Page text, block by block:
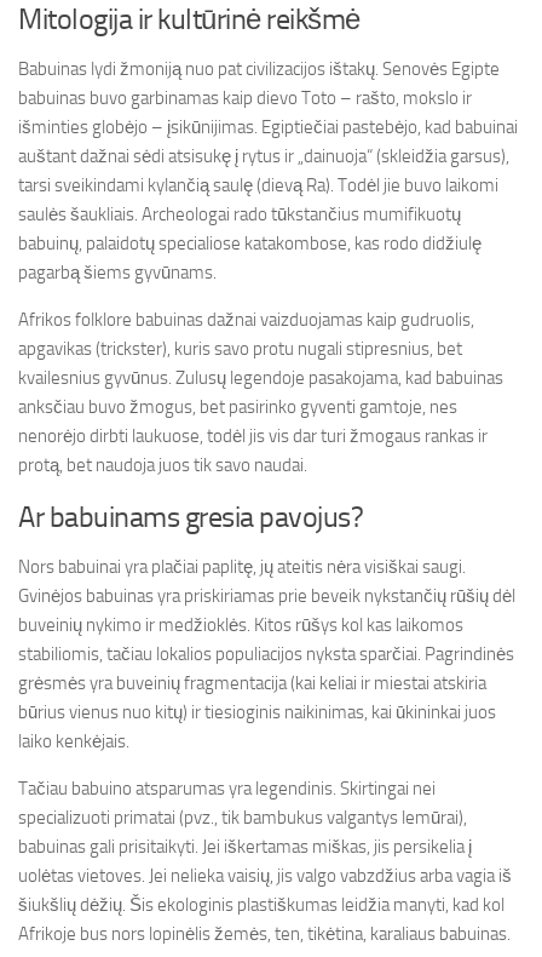
Mitologija ir kultūrinė reikšmė
Babuinas lydi žmoniją nuo pat civilizacijos ištakų. Senovės Egipte
babuinas buvo garbinamas kaip dievo Toto – rašto, mokslo ir
išminties globėjo – įsikūnijimas. Egiptiečiai pastebėjo, kad babuinai
auštant dažnai sėdi atsisukę į rytus ir „dainuoja“ (skleidžia garsus),
tarsi sveikindami kylančią saulę (dievą Ra). Todėl jie buvo laikomi
saulės šaukliais. Archeologai rado tūkstančius mumifikuotų
babuinų, palaidotų specialiose katakombose, kas rodo didžiulę
pagarbą šiems gyvūnams.
Afrikos folklore babuinas dažnai vaizduojamas kaip gudruolis,
apgavikas (trickster), kuris savo protu nugali stipresnius, bet
kvailesnius gyvūnus. Zulusų legendoje pasakojama, kad babuinas
anksčiau buvo žmogus, bet pasirinko gyventi gamtoje, nes
nenorėjo dirbti laukuose, todėl jis vis dar turi žmogaus rankas ir
protą, bet naudoja juos tik savo naudai.
Ar babuinams gresia pavojus?
Nors babuinai yra plačiai paplitę, jų ateitis nėra visiškai saugi.
Gvinėjos babuinas yra priskiriamas prie beveik nykstančių rūšių dėl
buveinių nykimo ir medžioklės. Kitos rūšys kol kas laikomos
stabiliomis, tačiau lokalios populiacijos nyksta sparčiai. Pagrindinės
grėsmės yra buveinių fragmentacija (kai keliai ir miestai atskiria
būrius vienus nuo kitų) ir tiesioginis naikinimas, kai ūkininkai juos
laiko kenkėjais.
Tačiau babuino atsparumas yra legendinis. Skirtingai nei
specializuoti primatai (pvz., tik bambukus valgantys lemūrai),
babuinas gali prisitaikyti. Jei iškertamas miškas, jis persikelia į
uolėtas vietoves. Jei nelieka vaisių, jis valgo vabzdžius arba vagia iš
šiukšlių dėžių. Šis ekologinis plastiškumas leidžia manyti, kad kol
Afrikoje bus nors lopinėlis žemės, ten, tikėtina, karaliaus babuinas.